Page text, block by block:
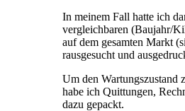
In meinem Fall hatte ich
vergleichbaren (Baujahr/
auf dem gesamten Markt
rausgesucht und
Um den Wartungszustand
habe ich Quittungen,
dazu gepackt.